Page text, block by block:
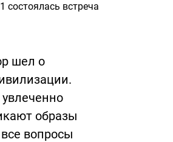
состоялась встреча
шел о
образы
вопросы